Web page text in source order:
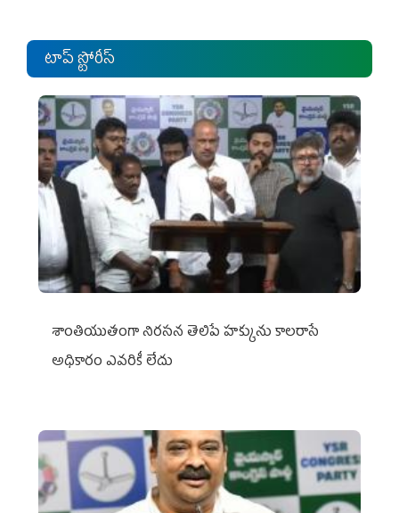
టాప్ స్టోరీస్
శాంతియుతంగా నిరసన తెలిపే హక్కును కాలరాసే
అధికారం ఎవరికీ లేదు